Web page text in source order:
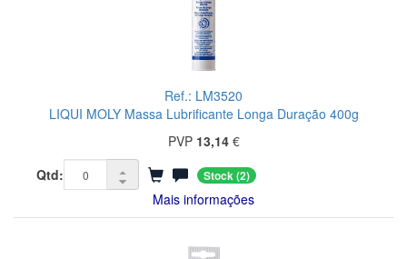
Ref.: LM3520
LIQUI MOLY Massa Lubrificante Longa Duração 400g
PVP 13,14€
Qtd:
Stock(2)
Mais informações